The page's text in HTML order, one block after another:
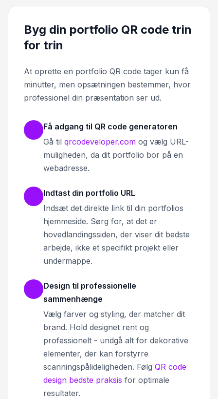
Byg din portfolio QR code trin
for trin
At oprette en portfolio QR code tager kun få
minutter, men opsætningen bestemmer, hvor
professionel din præsentation ser ud.
Få adgang til QR code generatoren
Gå til qrcodeveloper.com og vælg URL-
muligheden, da dit portfolio bor på en
webadresse.
Indtast din portfolio URL
Indsæt det direkte link til din portfolios
hjemmeside. Sørg for, at det er
hovedlandingssiden, der viser dit bedste
arbejde, ikke et specifikt projekt eller
undermappe.
Design til professionelle
sammenhænge
Vælg farver og styling, der matcher dit
brand. Hold designet rent og
professionelt - undgå alt for dekorative
elementer, der kan forstyrre
scanningspålideligheden. Følg QR code
design bedste praksis for optimale
resultater.